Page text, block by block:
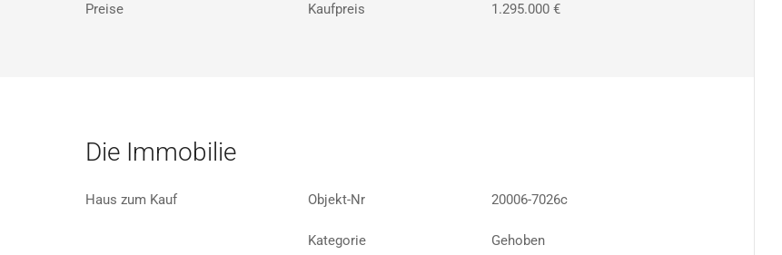
Preise Kaufpreis 1.295.000 €
Die Immobilie
Haus zum Kauf Objekt-Nr 20006-7026c
Kategorie Gehoben